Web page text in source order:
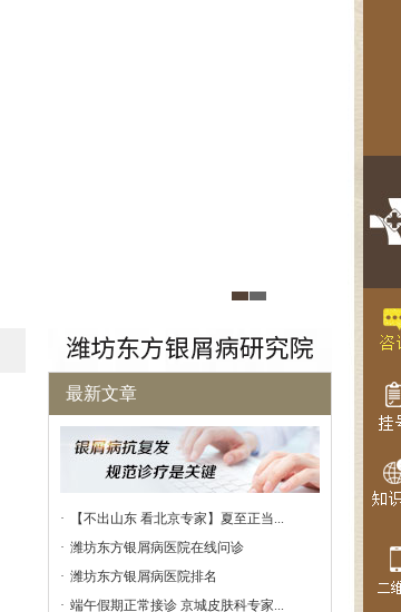
最新文章
·
【不出山东 看北京专家】夏至正当...
· 潍坊东方银屑病医院在线问诊
· 潍坊东方银屑病医院排名
· 端午假期正常接诊 京城皮肤科专家...